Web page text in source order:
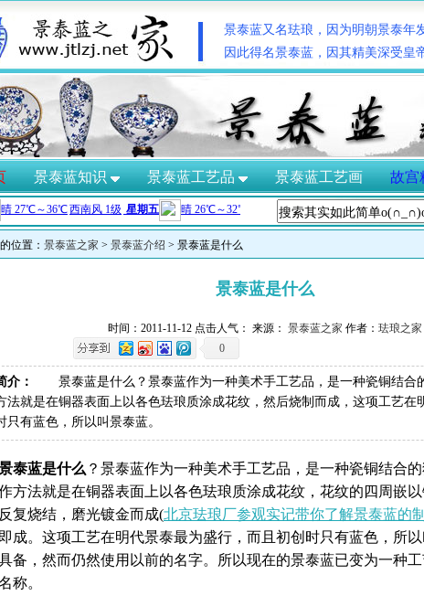
景泰蓝又名珐琅，因为明朝景泰年
因此得名景泰蓝，因其精美深受皇
景泰蓝知识 景泰蓝工艺品 景泰蓝工艺画 故宫
位置： 景泰蓝之家 > 景泰蓝介绍 > 景泰蓝是什么
景泰蓝是什么
时间：2011-11-12 点击人气： 来源： 景泰蓝之家 作者： 珐琅之家
0
介：
景泰蓝是什么？景泰蓝作为一种美术手工艺品，是一种瓷铜结合
法就是在铜器表面上以各色珐琅质涂成花纹，然后烧制而成，这项工艺在
只有蓝色，所以叫景泰蓝。
泰蓝是什么 ？景泰蓝作为一种美术手工艺品，是一种瓷铜结合
方法就是在铜器表面上以各色珐琅质涂成花纹，花纹的四周嵌
复烧结，磨光镀金而成(北京珐琅厂参观实记带你了解景泰蓝的
成。这项工艺在明代景泰最为盛行，而且初创时只有蓝色，所
备，然而仍然使用以前的名字。所以现在的景泰蓝已变为一种
称。